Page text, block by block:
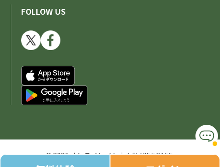
FOLLOW US
© 2026 オンラインベトナム語 VIETCAFE.